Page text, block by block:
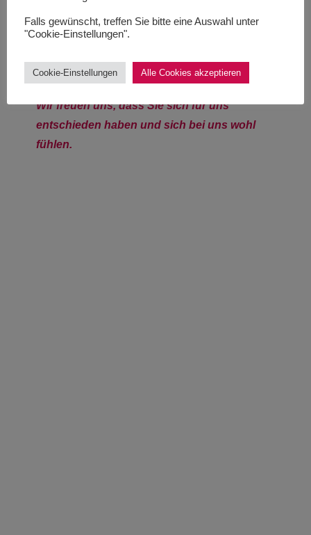
Herzlich
Willkommen
Wir freuen uns, dass Sie sich für uns
entschieden haben und sich bei uns wohl
fühlen.
Falls gewünscht, treffen Sie bitte eine Auswahl unter
"Cookie-Einstellungen".
Cookie-Einstellungen Alle Cookies akzeptieren